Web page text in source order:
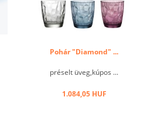
Pohár "Diamond" ...
préselt üveg,kúpos ...
1.084,05 HUF